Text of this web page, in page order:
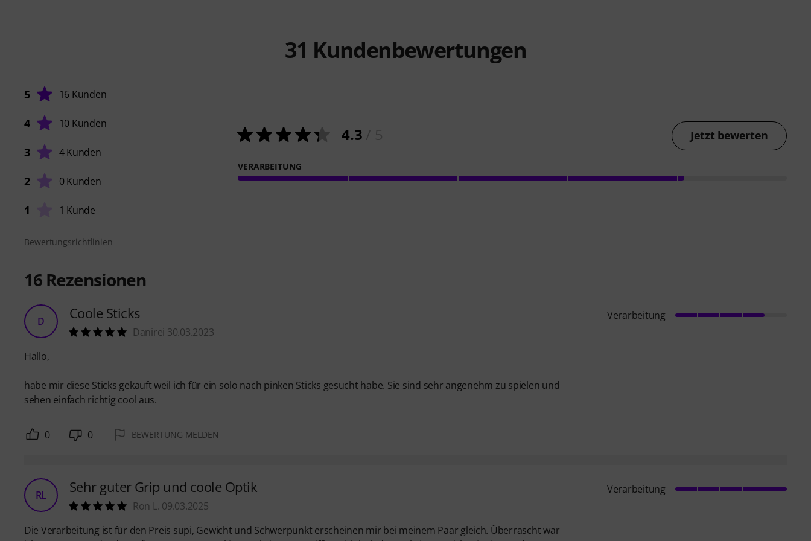
31 Kundenbewertungen
5 16 Kunden
4 10 Kunden
3 4 Kunden
2 0 Kunden
1 1 Kunde
4.3 Jetzt bewerten
VERARBEITUNG
Bewertungsrichtlinien
16 Rezensionen
D Coole Sticks
Danirei 30.03.2023
Hallo,
habe mir diese Sticks gekauft weil ich für ein solo nach pinken Sticks gesucht habe. Sie sind sehr angenehm zu spielen und
sehen einfach richtig cool aus.
Verarbeitung
0 0 BEWERTUNG MELDEN
RL Sehr guter Grip und coole Optik
Ron L. 09.03.2025
Die Verarbeitung ist für den Preis supi, Gewicht und Schwerpunkt erscheinen mir bei meinem Paar gleich. Überrascht war
Verarbeitung